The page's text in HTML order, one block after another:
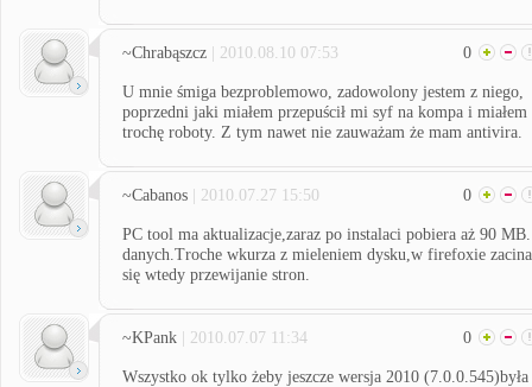
~Chrabąszcz | 2010.08.10 07:53 0
U mnie śmiga bezproblemowo, zadowolony jestem z niego,
poprzedni jaki miałem przepuścił mi syf na kompa i miałem
trochę roboty. Z tym nawet nie zauważam że mam antivira.
~Cabanos | 2010.07.27 15:50 0
PC tool ma aktualizacje,zaraz po instalaci pobiera aż 90 MB.
danych.Troche wkurza z mieleniem dysku,w firefoxie zacina
się wtedy przewijanie stron.
~KPank | 2010.07.07 11:34 0
Wszystko ok tylko żeby jeszcze wersja 2010 (7.0.0.545)była